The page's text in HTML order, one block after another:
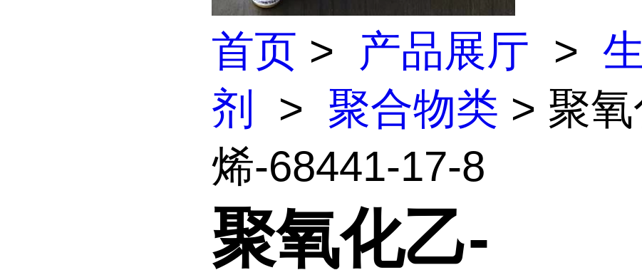
首页 > 产品展厅 >
剂 > 聚合物类 > 聚
烯-68441-17-8
聚氧化乙-